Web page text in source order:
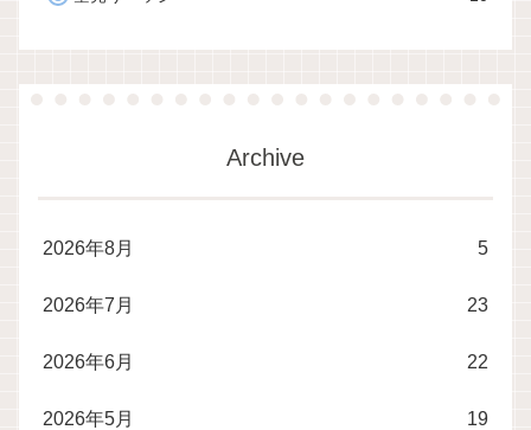
Archive
2026年8月 5
2026年7月 23
2026年6月 22
2026年5月 19